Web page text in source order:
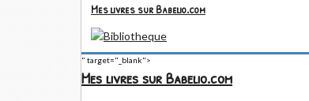
Mes livres sur Babelio.com
" target="_blank">
Mes livres sur Babelio.com